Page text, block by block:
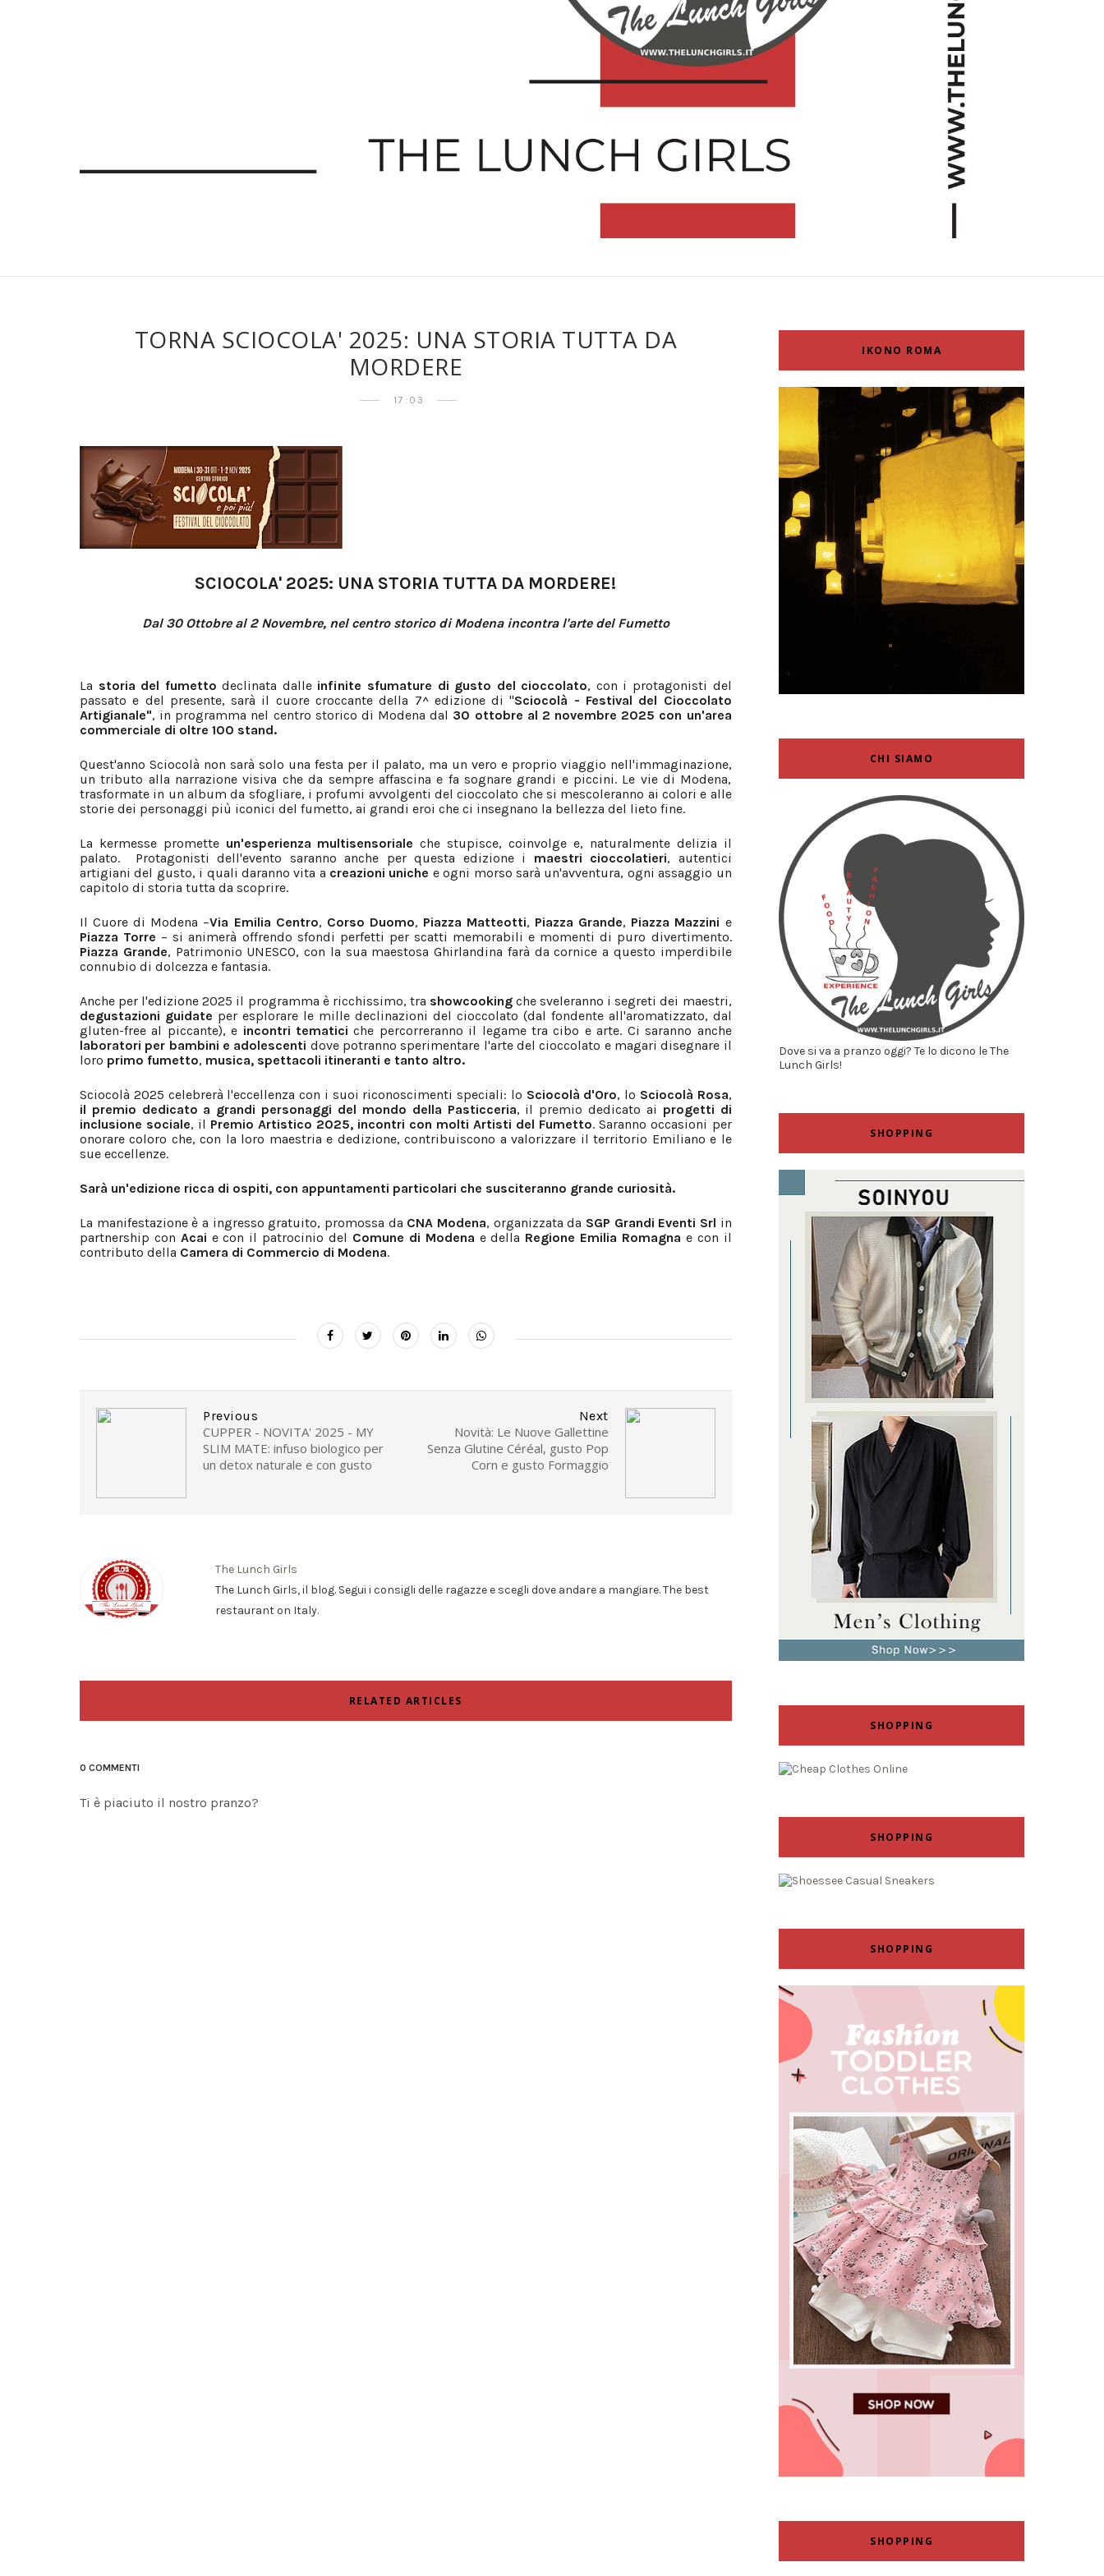
TORNA SCIOCOLA' 2025: UNA STORIA TUTTA DA
MORDERE
17:03
SCIOCOLA' 2025: UNA STORIA TUTTA DA MORDERE!
Dal 30 Ottobre al 2 Novembre, nel centro storico di Modena incontra l'arte del Fumetto
La storia del fumetto declinata dalleinfinite sfumature di gusto del cioccolato, con i protagonisti del
passato e del presente, sarà il cuore croccante della 7^ edizione di "Sciocolà - Festival del Cioccolato
Artigianale", in programma nel centro storico di Modena dal 30 ottobre al 2 novembre 2025 con un'area
commerciale di oltre 100 stand.
Quest'anno Sciocolà non sarà solo una festa per il palato, ma un vero e proprio viaggio nell'immaginazione,
un tributo alla narrazione visiva che da sempre affascina e fa sognare grandi e piccini. Le vie di Modena,
trasformate in un album da sfogliare, i profumi avvolgenti del cioccolato che si mescoleranno ai colori e alle
storie dei personaggi più iconici del fumetto, ai grandi eroi che ci insegnano la bellezza del lieto fine.
La kermesse promette un'esperienza multisensoriale che stupisce, coinvolge e, naturalmente delizia il
palato. Protagonisti dell'evento saranno anche per questa edizione i maestri cioccolatieri, autentici
artigiani del gusto, i quali daranno vita a creazioni uniche e ogni morso sarà un'avventura, ogni assaggio un
capitolo di storia tutta da scoprire.
Il Cuore di Modena –Via Emilia Centro, Corso Duomo, Piazza Matteotti, Piazza Grande, Piazza Mazzini e
Piazza Torre – si animerà offrendo sfondi perfetti per scatti memorabili e momenti di puro divertimento.
Piazza Grande, Patrimonio UNESCO, con la sua maestosa Ghirlandina farà da cornice a questo imperdibile
connubio di dolcezza e fantasia.
Anche per l'edizione 2025 il programma è ricchissimo, tra showcookingche sveleranno i segreti dei maestri,
degustazioni guidate per esplorare le mille declinazioni del cioccolato (dal fondente all'aromatizzato, dal
gluten-free al piccante), e incontri tematici che percorreranno il legame tra cibo e arte. Ci saranno anche
laboratori per bambini e adolescenti dove potranno sperimentare l'arte del cioccolato e magari disegnare il
loro primo fumetto, musica, spettacoli itineranti e tanto altro.
Sciocolà 2025 celebrerà l'eccellenza con i suoi riconoscimenti speciali: lo Sciocolà d'Oro, lo Sciocolà Rosa,
il premio dedicato a grandi personaggi del mondo della Pasticceria, il premio dedicato ai progetti di
inclusione sociale, il Premio Artistico 2025, incontri con molti Artisti del Fumetto. Saranno occasioni per
onorare coloro che, con la loro maestria e dedizione, contribuiscono a valorizzare il territorio Emiliano e le
sue eccellenze.
Sarà un'edizione ricca di ospiti, con appuntamenti particolari che susciteranno grande curiosità.
La manifestazione è a ingresso gratuito, promossa da CNA Modena, organizzata da SGP Grandi Eventi Srl in
partnership con Acai e con il patrocinio del Comune di Modena e della Regione Emilia Romagna e con il
contributo della Camera di Commercio di Modena.
Next
Novità: Le Nuove Gallettine
Senza Glutine Céréal, gusto Pop
Corn e gusto Formaggio
Previous
CUPPER - NOVITA' 2025 - MY
SLIM MATE: infuso biologico per
un detox naturale e con gusto
The Lunch Girls
The Lunch Girls, il blog. Segui i consigli delle ragazze e scegli dove andare a mangiare. The best
restaurant on Italy.
RELATED ARTICLES
0 COMMENTI
Ti è piaciuto il nostro pranzo?
IKONO ROMA
CHI SIAMO
Dove si va a pranzo oggi? Te lo dicono le The
Lunch Girls!
SHOPPING
SHOPPING
SHOPPING
SHOPPING
SHOPPING